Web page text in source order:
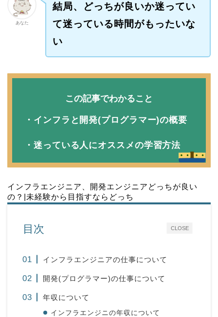
あなた
結局、どっちが良いか迷ってい
て迷っている時間がもったいな
い
この記事でわかること
・インフラと開発(プログラマー)の概要
・迷っている人にオススメの学習方法
インフラエンジニア、開発エンジニアどっちが良い
の？|未経験から目指すならどっち
CLOSE
目次
インフラエンジニアの仕事について
開発(プログラマー)の仕事について
年収について
インフラエンジニの年収について